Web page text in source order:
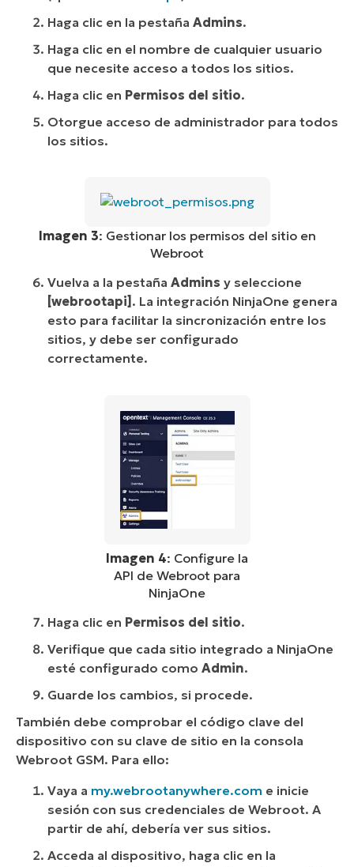
Haga clic en la pestaña Admins.
Haga clic en el nombre de cualquier usuario
que necesite acceso a todos los sitios.
Haga clic en Permisos del sitio.
Otorgue acceso de administrador para todos
los sitios.
Imagen 3: Gestionar los permisos del sitio en
Webroot
Vuelva a la pestaña Admins y seleccione
[webrootapi] . La integración NinjaOne genera
esto para facilitar la sincronización entre los
sitios, y debe ser configurado
correctamente.
Imagen 4: Configure la
API de Webroot para
NinjaOne
Haga clic en Permisos del sitio.
Verifique que cada sitio integrado a NinjaOne
esté configurado como Admin.
Guarde los cambios, si procede.
También debe comprobar el código clave del
dispositivo con su clave de sitio en la consola
Webroot GSM. Para ello:
Vaya a my.webrootanywhere.com e inicie
sesión con sus credenciales de Webroot. A
partir de ahí, debería ver sus sitios.
Acceda al dispositivo, haga clic en la